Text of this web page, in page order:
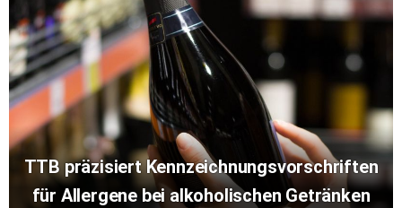
TTB präzisiert Kennzeichnungsvorschriften
für Allergene bei alkoholischen Getränken